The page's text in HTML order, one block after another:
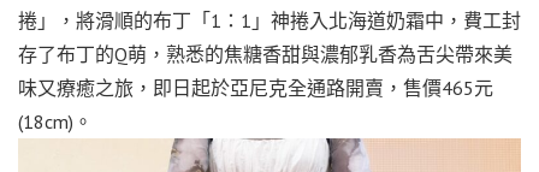
捲」，將滑順的布丁「1：1」神捲入北海道奶霜中，費工封
存了布丁的Q萌，熟悉的焦糖香甜與濃郁乳香為舌尖帶來美
味又療癒之旅，即日起於亞尼克全通路開賣，售價465元
(18cm)。